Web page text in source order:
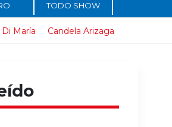
TODO SHOW
Di María Candela Arizaga